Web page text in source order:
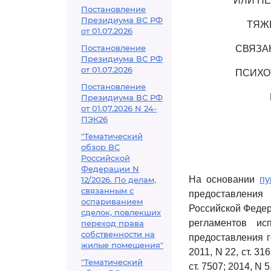
Постановление
Президиума ВС РФ
от 01.07.2026
Постановление
Президиума ВС РФ
от 01.07.2026
Постановление
Президиума ВС РФ
от 01.07.2026 N 24-
ПЭК26
"Тематический
обзор ВС
Российской
Федерации N
12/2026. По делам,
связанным с
оспариванием
сделок, повлекших
переход права
собственности на
жилые помещения"
"Тематический
На основании
Российской
регламентов
предоставления
2011, N 22, ст.
ст. 7507; 2014, N